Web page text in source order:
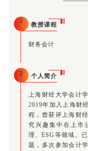
1
教授课程
财务会计
2 个人简介
上海财经大学会计
2019年加入上海财
程，曾获评上海财
究兴趣集中在上市
理、ESG等领域。
题，多次参加会计